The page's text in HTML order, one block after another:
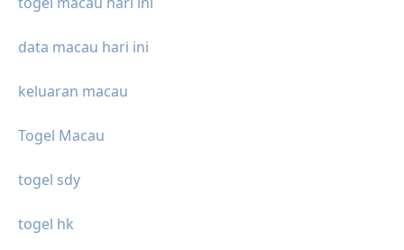
data macau hari ini
keluaran macau
Togel Macau
togel sdy
togel hk